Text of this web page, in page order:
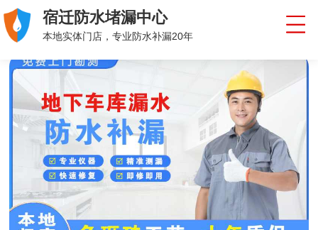
宿迁防水堵漏中心
本地实体门店，专业防水补漏20年